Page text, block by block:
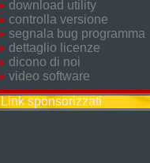
download utility
controlla versione
segnala bug programma
dettaglio licenze
dicono di noi
video software
Link sponsorizzati